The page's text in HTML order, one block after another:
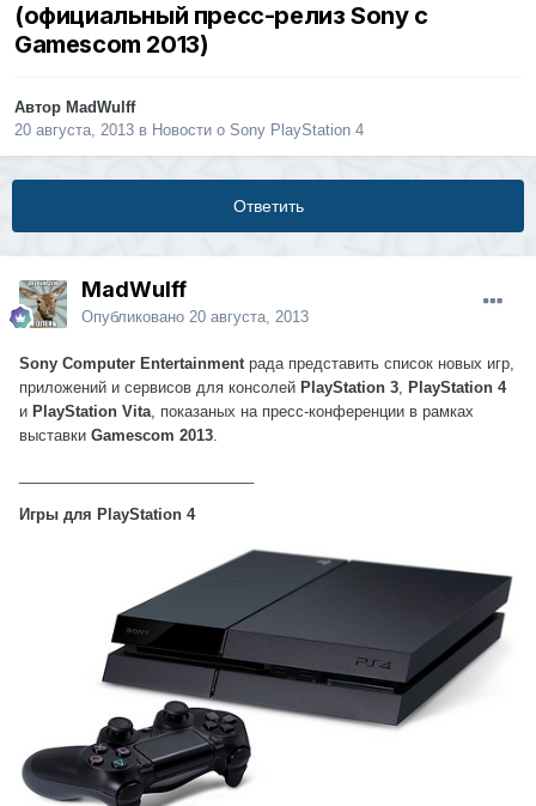
(официальный пресс-релиз Sony с
Gamescom 2013)
Автор MadWulff
20 августа, 2013 в Новости о Sony PlayStation 4
Ответить
MadWulff
Опубликовано 20 августа, 2013
Sony Computer Entertainmentрада представить список новых игр,
приложений и сервисов для консолей PlayStation 3, PlayStation 4
и PlayStation Vita, показаных на пресс-конференции в рамках
выставки Gamescom 2013.
Игры для PlayStation 4